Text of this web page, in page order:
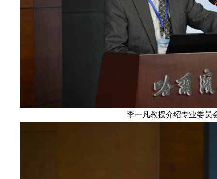
李一凡教授介绍专业委员